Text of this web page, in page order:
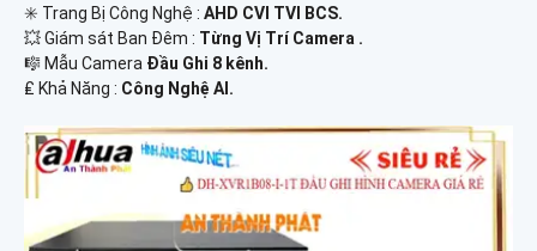
✳️ Trang Bị Công Nghệ : AHD CVI TVI BCS.
💥 Giám sát Ban Đêm : Từng Vị Trí Camera .
🎼️ Mẫu Camera Đầu Ghi 8 kênh.
️₤ Khả Năng : Công Nghệ AI.